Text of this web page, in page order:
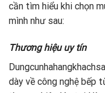
cần tìm hiểu khi chọn
mình như sau:
Thương hiệu uy tín
dày về công nghệ bếp